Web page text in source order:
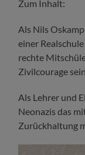
Zum Inhalt:
Als Nils
einer
rechte
Zivilcourage
Als Lehrer und
Neonazis das
Zurückhaltung